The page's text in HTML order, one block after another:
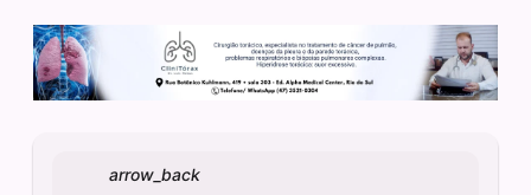
arrow_back